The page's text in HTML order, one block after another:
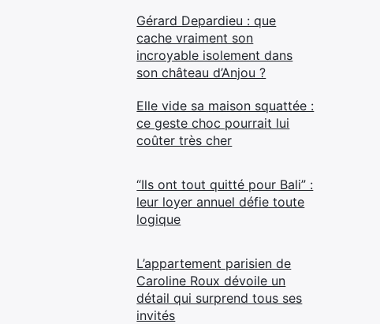
Gérard Depardieu : que
cache vraiment son
incroyable isolement dans
son château d’Anjou ?
Elle vide sa maison squattée :
ce geste choc pourrait lui
coûter très cher
“Ils ont tout quitté pour Bali” :
leur loyer annuel défie toute
logique
L’appartement parisien de
Caroline Roux dévoile un
détail qui surprend tous ses
invités